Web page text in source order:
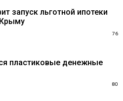
запуск льготной ипотеки
76
пластиковые денежные
80